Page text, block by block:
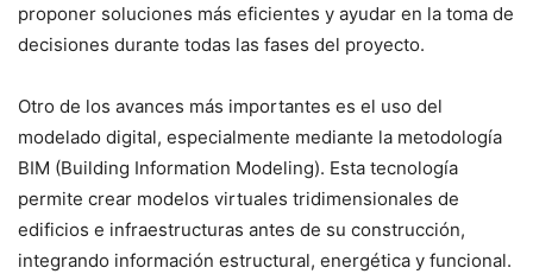
proponer soluciones más eficientes y ayudar en la toma de
decisiones durante todas las fases del proyecto.
Otro de los avances más importantes es el uso del
modelado digital, especialmente mediante la metodología
BIM (Building Information Modeling). Esta tecnología
permite crear modelos virtuales tridimensionales de
edificios e infraestructuras antes de su construcción,
integrando información estructural, energética y funcional.